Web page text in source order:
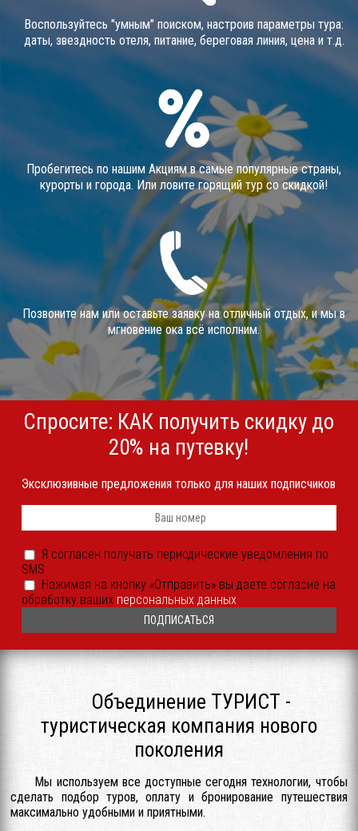
Воспользуйтесь "умным" поиском, настроив параметры тура:
даты, звездность отеля, питание, береговая линия, цена и т.д.
Пробегитесь по нашим Акциям в самые популярные страны,
курорты и города. Или ловите горящий тур со скидкой!
Позвоните нам или оставьте заявку на отличный отдых, и мы в
мгновение ока всё исполним.
Спросите: КАК получить скидку до
20% на путевку!
Эксклюзивные предложения только для наших подписчиков
Телефон
*
согласен
получать
периодические
уведомления
SMS
иным
способом
*
Я согласен получать периодические уведомления по
SMS
Согласие
на
обработку
*
Нажимая на кнопку «Отправить» вы даете согласие на
обработку ваших персональных данных
Объединение ТУРИСТ -
туристическая компания нового
поколения
Мы используем все доступные сегодня технологии, чтобы
сделать подбор туров, оплату и бронирование путешествия
максимально удобными и приятными.